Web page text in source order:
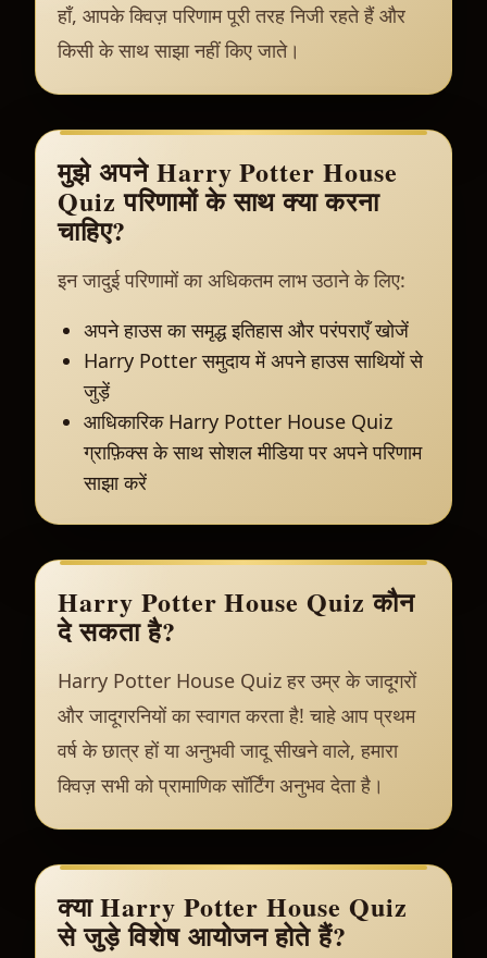
हाँ, आपके क्विज़ परिणाम पूरी तरह निजी रहते हैं और
किसी के साथ साझा नहीं किए जाते।
मुझे अपने Harry Potter House
Quiz परिणामों के साथ क्या करना
चाहिए?
इन जादुई परिणामों का अधिकतम लाभ उठाने के लिए:
अपने हाउस का समृद्ध इतिहास और परंपराएँ खोजें
Harry Potter समुदाय में अपने हाउस साथियों से
जुड़ें
आधिकारिक Harry Potter House Quiz
ग्राफ़िक्स के साथ सोशल मीडिया पर अपने परिणाम
साझा करें
Harry Potter House Quiz कौन
दे सकता है?
Harry Potter House Quiz हर उम्र के जादूगरों
और जादूगरनियों का स्वागत करता है! चाहे आप प्रथम
वर्ष के छात्र हों या अनुभवी जादू सीखने वाले, हमारा
क्विज़ सभी को प्रामाणिक सॉर्टिंग अनुभव देता है।
क्या Harry Potter House Quiz
से जुड़े विशेष आयोजन होते हैं?